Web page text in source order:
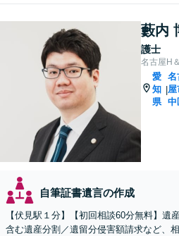
藪内
護士
名古屋H
愛
知
県
|
名
屋
中
自筆証書遺言の作成
【伏見駅１分】【初回相談60分無料】遺
含む遺産分割／遺留分侵害額請求など、